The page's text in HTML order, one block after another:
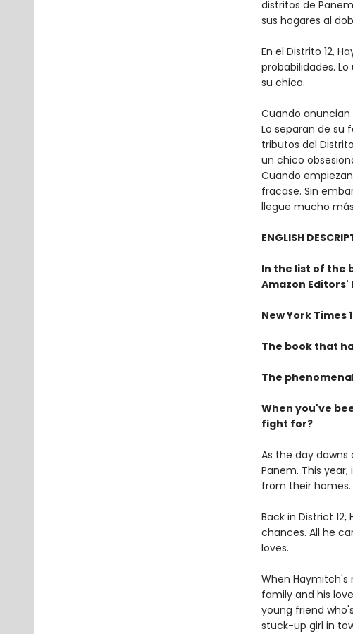
distritos de
sus hogares al
En el Distrito 12,
probabilidades.
su chica.
Cuando anuncian
Lo separan de su
tributos del
un chico
Cuando
fracase. Sin
llegue mucho
ENGLISH
In the list of the
Amazon Editors'
New York Times
The book that
The
When you've
fight for?
As the day
Panem. This
from their homes.
Back in District
chances. All he
loves.
When Haymitch's
family and his
young friend
stuck-up girl in